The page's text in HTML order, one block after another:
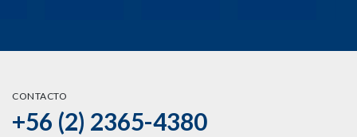
CONTACTO
+56 (2) 2365-4380